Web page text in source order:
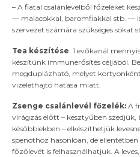
– A fiatal csalánlevélből főzeléket
— malacokkal, baromfiakkal stb. —
szervezet számára szükséges sókat
Tea készítése: 1 evőkanál
készítünk immunerősítés céljából.
megduplázható, melyet
vizelethajtó hatása miatt.
Zsenge csalánlevél főzelék: A
virágzás előtt – kesztyűben szedjük,
későbbiekben – elkészíthetjük
spenóthoz hasonlóan, de
főzőlevét is felhasználhatjuk. A